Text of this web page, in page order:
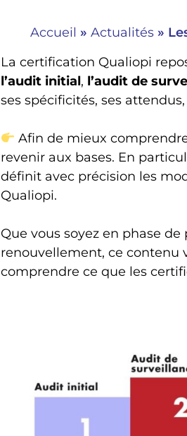
Accueil »Actualités »
La certification Qualiopi
l’audit initial, l’audit de
ses spécificités, ses
Afin de mieux
revenir aux bases. En
définit avec précision les
Qualiopi.
Que vous soyez en phase
renouvellement, ce contenu
comprendre ce que les